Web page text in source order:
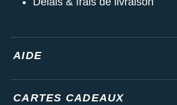
AIDE
CARTES CADEAUX